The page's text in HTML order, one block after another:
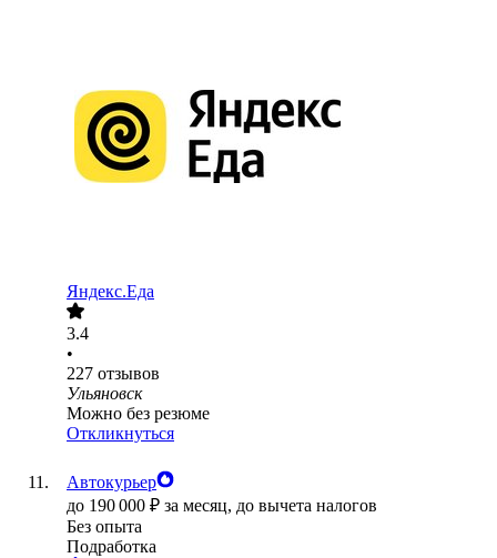
Яндекс.Еда
3.4
•
227 отзывов
Ульяновск
Можно без резюме
Откликнуться
Автокурьер
до 190 000 ₽ за месяц, до вычета налогов
Без опыта
Подработка